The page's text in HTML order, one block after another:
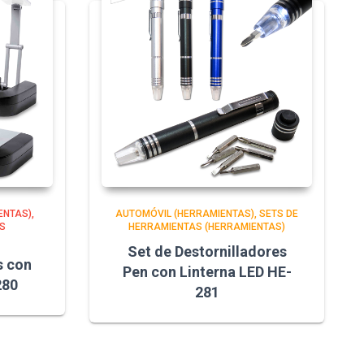
con
AUTOMÓVIL (HERRAMIENTAS) SETS DE
HERRAMIENTAS (HERRAMIENTAS)
Set de Destornilladores
Pen con Linterna LED HE-
281